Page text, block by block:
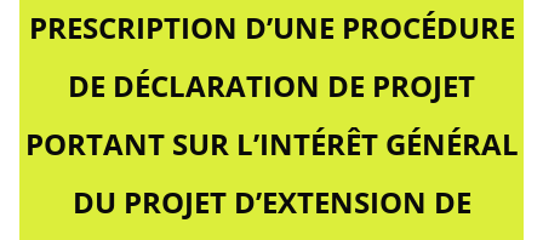
PRESCRIPTION D’UNE PROCÉDURE
DE DÉCLARATION DE PROJET
PORTANT SUR L’INTÉRÊT GÉNÉRAL
DU PROJET D’EXTENSION DE